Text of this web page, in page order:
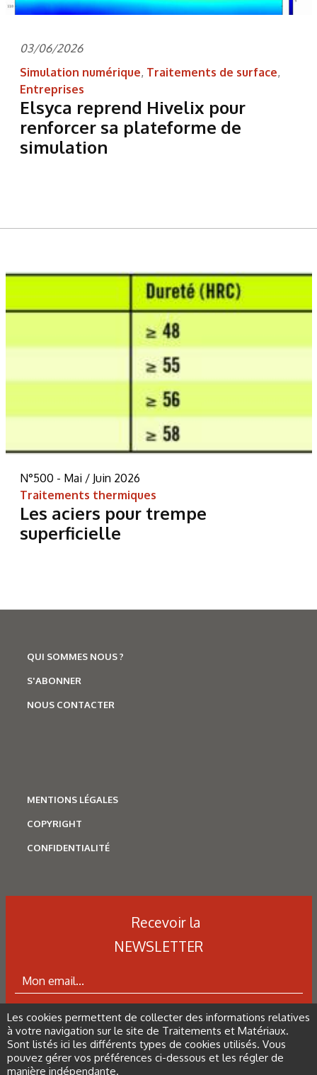
03/06/2026
Simulation numérique, Traitements de surface,
Entreprises
Elsyca reprend Hivelix pour
renforcer sa plateforme de
simulation
N°500 - Mai / Juin 2026
Traitements thermiques
Les aciers pour trempe
superficielle
QUI SOMMES NOUS ?
S'ABONNER
NOUS CONTACTER
MENTIONS LÉGALES
COPYRIGHT
CONFIDENTIALITÉ
Recevoir la
NEWSLETTER
ABONNEZ-VOUS À LA NEWSLETTER
Les cookies permettent de collecter des informations relatives
à votre navigation sur le site de Traitements et Matériaux.
Sont listés ici les différents types de cookies utilisés. Vous
pouvez gérer vos préférences ci-dessous et les régler de
manière indépendante.